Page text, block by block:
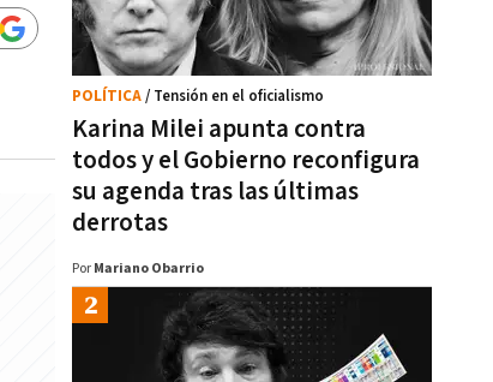
Karina Milei apunta contra
todos y el Gobierno reconfigura
su agenda tras las últimas
derrotas
POLÍTICA/ Tensión en el oficialismo
Por Mariano Obarrio